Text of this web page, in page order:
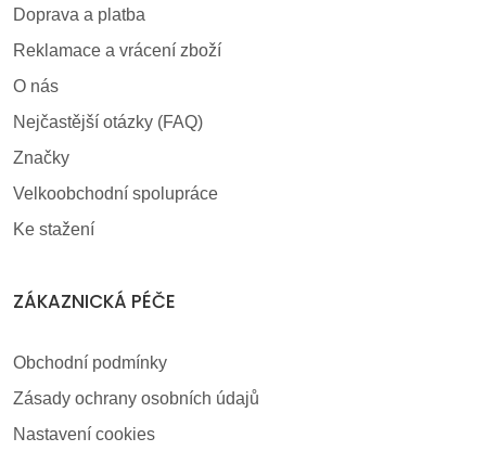
Doprava a platba
Reklamace a vrácení zboží
O nás
Nejčastější otázky (FAQ)
Značky
Velkoobchodní spolupráce
Ke stažení
ZÁKAZNICKÁ PÉČE
Obchodní podmínky
Zásady ochrany osobních údajů
Nastavení cookies